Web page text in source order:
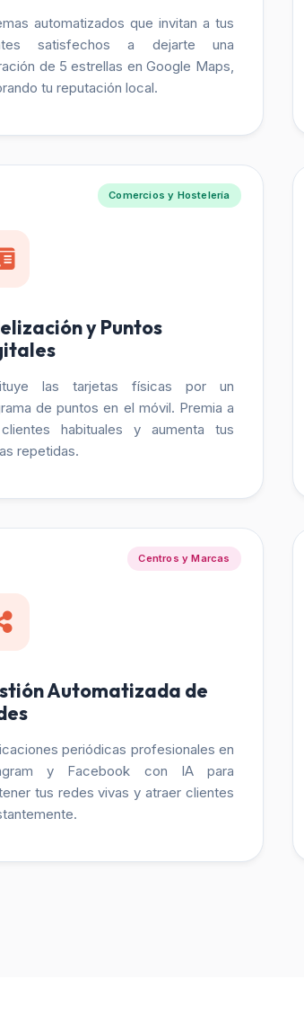
automatizados que invitan a tus
satisfechos a dejarte una
de 5 estrellas en Google Maps,
tu reputación local.
Comercios y Hostelería
y Puntos
las tarjetas físicas por un
de puntos en el móvil. Premia a
habituales y aumenta tus
repetidas.
Centros y Marcas
Automatizada de
periódicas profesionales en
y Facebook con IA para
tus redes vivas y atraer clientes